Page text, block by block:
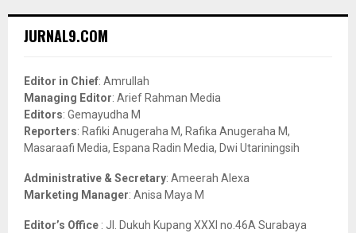
h
o
r
:
JURNAL9.COM
Editor in Chief: Amrullah
Managing Editor: Arief Rahman Media
Editors: Gemayudha M
Reporters: Rafiki Anugeraha M, Rafika Anugeraha M,
Masaraafi Media, Espana Radin Media, Dwi Utariningsih
Administrative & Secretary: Ameerah Alexa
Marketing Manager: Anisa Maya M
Editor’s Office : Jl. Dukuh Kupang XXXI no.46A Surabaya